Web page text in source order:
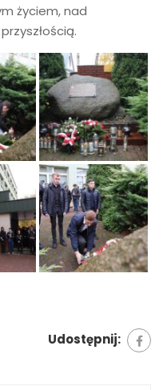
życiem, nad
Udostępnij: